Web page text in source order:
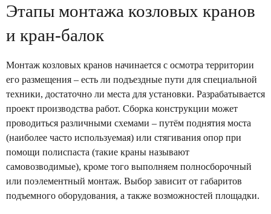
Модернизация кранов
Замена концевых балок
Изменение длины пролета
Изменение грузозахвата
Управление с пола
Плавный пуск для кранов
Вакансии
Клиенты
Компания «Кран Стандарт» подвела итоги деловой миссии
Полукозловой кран
Частотный преобразователь для мостового крана
Как выбрать поставщика для покупки кран-балки
Когда необходима регистрация мостовых кранов в
Закончен монтаж опорной кран-балки 3.2 тонны для
Этапы монтажа козловых кранов
и кран-балок
Монтаж козловых кранов начинается с осмотра территории
его размещения – есть ли подъездные пути для специальной
техники, достаточно ли места для установки. Разрабатывается
проект производства работ. Сборка конструкции может
проводиться различными схемами – путём поднятия моста
(наиболее часто используемая) или стягивания опор при
помощи полиспаста (такие краны называют
самовозводимые), кроме того выполняем полносборочный
или поэлементный монтаж. Выбор зависит от габаритов
подъемного оборудования, а также возможностей площадки.